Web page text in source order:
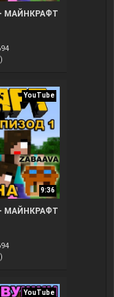
МАЙНКРАФТ
YouTube
9:36
МАЙНКРАФТ
YouTube